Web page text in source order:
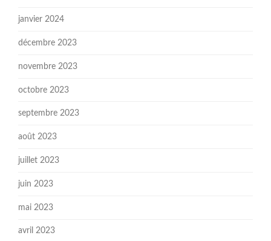
janvier 2024
décembre 2023
novembre 2023
octobre 2023
septembre 2023
août 2023
juillet 2023
juin 2023
mai 2023
avril 2023